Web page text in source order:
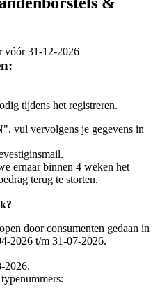
vóór 31-12-2026
tijdens het registreren.
vervolgens je gegevens in
ernaar binnen 4 weken het
terug te storten.
door consumenten gedaan in
2026 t/m 31-07-2026.
2026.
typenummers: